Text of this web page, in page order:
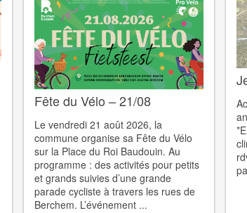
Fête du Vélo – 21/08
Le vendredi 21 août 2026, la
commune organise sa Fête du Vélo
sur la Place du Roi Baudouin. Au
programme : des activités pour petits
et grands suivies d’une grande
parade cycliste à travers les rues de
Berchem. L’événement ...